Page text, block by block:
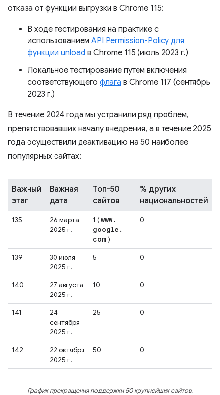
отказа от функции выгрузки в Chrome 115:
В ходе тестирования на практике с
использованием API Permission-Policy для
функции unload в Chrome 115 (июль 2023 г.)
Локальное тестирование путем включения
соответствующего флага в Chrome 117 (сентябрь
2023 г.)
В течение 2024 года мы устранили ряд проблем,
препятствовавших началу внедрения, а в течение 2025
года осуществили деактивацию на 50 наиболее
популярных сайтах:
Важный
этап
Важная
дата
Топ-50
сайтов
% других
национальностей
135
26 марта
2025 г.
1 (www.
google .
com)
0
139
30 июля
2025 г.
5 0
140
27 августа
2025 г.
10 0
141
24
сентября
2025 г.
25 0
142
22 октября
2025 г.
50 0
График прекращения поддержки 50 крупнейших сайтов.